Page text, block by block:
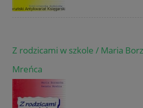
Z rodzicami w szkole / Maria
Mreńca